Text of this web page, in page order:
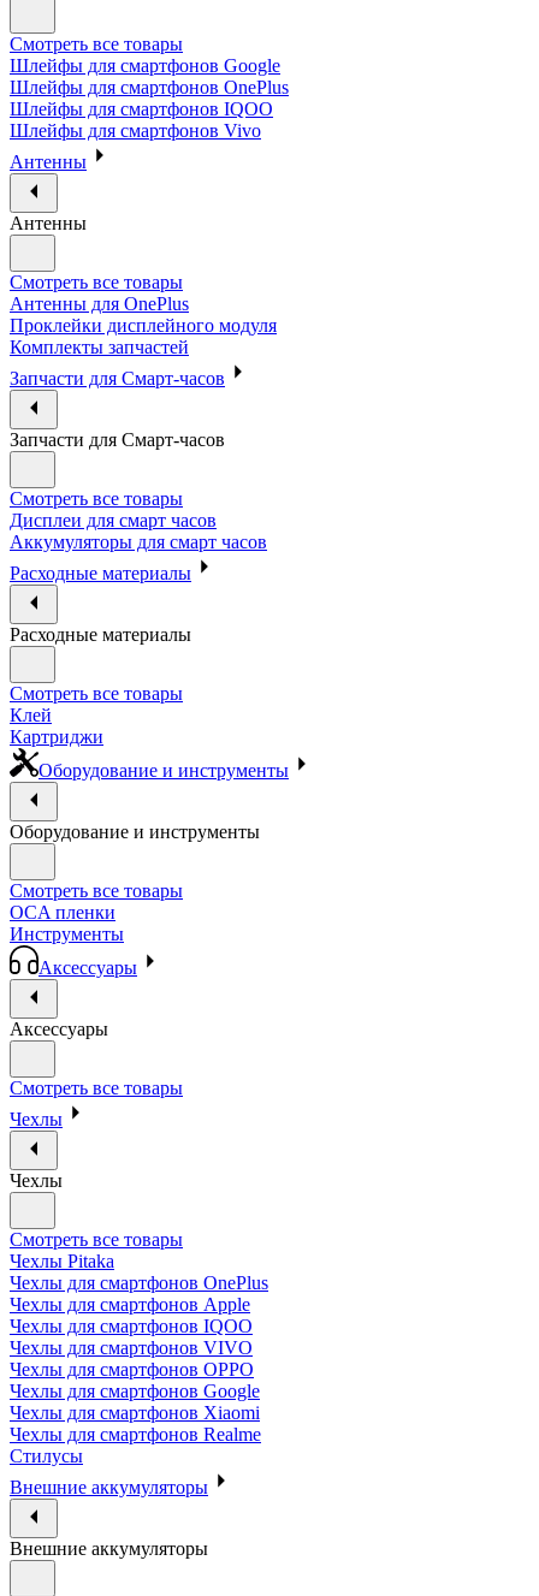
Смотреть все товары
Шлейфы для смартфонов Google
Шлейфы для смартфонов OnePlus
Шлейфы для смартфонов IQOO
Шлейфы для смартфонов Vivo
Антенны
Антенны
Смотреть все товары
Антенны для OnePlus
Проклейки дисплейного модуля
Комплекты запчастей
Запчасти для Смарт-часов
Запчасти для Смарт-часов
Смотреть все товары
Дисплеи для смарт часов
Аккумуляторы для смарт часов
Расходные материалы
Расходные материалы
Смотреть все товары
Клей
Картриджи
Оборудование и инструменты
Оборудование и инструменты
Смотреть все товары
OCA пленки
Инструменты
Аксессуары
Аксессуары
Смотреть все товары
Чехлы
Чехлы
Смотреть все товары
Чехлы Pitaka
Чехлы для смартфонов OnePlus
Чехлы для смартфонов Apple
Чехлы для смартфонов IQOO
Чехлы для смартфонов VIVO
Чехлы для смартфонов OPPO
Чехлы для смартфонов Google
Чехлы для смартфонов Xiaomi
Чехлы для смартфонов Realme
Стилусы
Внешние аккумуляторы
Внешние аккумуляторы